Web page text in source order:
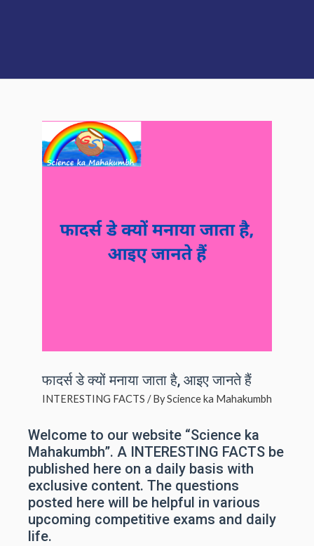
फादर्स डे क्यों मनाया जाता है, आइए जानते हैं
INTERESTING FACTS / ByScience ka Mahakumbh
Welcome to our website “Science ka
Mahakumbh”. A INTERESTING FACTS be
published here on a daily basis with
exclusive content. The questions
posted here will be helpful in various
upcoming competitive exams and daily
life.